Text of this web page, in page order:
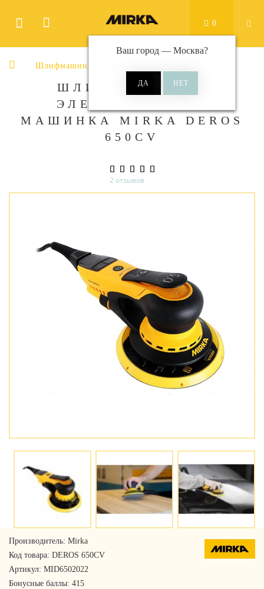
Ваш город — Москва?
0
Шлифмашины эксцентриковые электрические
ШЛИФОВАЛЬНАЯ
ЭЛЕКТРИЧЕСКАЯ
МАШИНКА MIRKA DEROS
650CV
2 отзывов
Производитель: Mirka
Код товара: DEROS 650CV
Артикул: MID6502022
Бонусные баллы: 415